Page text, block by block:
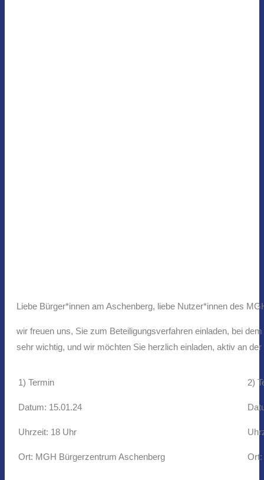
Liebe Bürger*innen am Aschenberg, liebe Nutzer*innen des
wir freuen uns, Sie zum Beteiligungsverfahren einladen, bei
sehr wichtig, und wir möchten Sie herzlich einladen, aktiv an
1) Termin
Datum: 15.01.24
Uhrzeit: 18 Uhr
Ort: MGH Bürgerzentrum Aschenberg
2)
Ort: